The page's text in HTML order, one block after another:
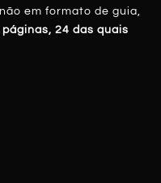
em formato de guia,
24 das quais